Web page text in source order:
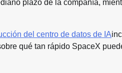
plazo de la compañía,
del centro de datos de IA
qué tan rápido SpaceX